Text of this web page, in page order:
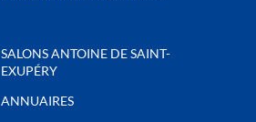
SALONS ANTOINE DE SAINT-
EXUPÉRY
ANNUAIRES